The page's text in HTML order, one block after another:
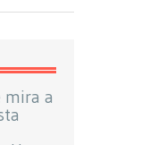
mira a